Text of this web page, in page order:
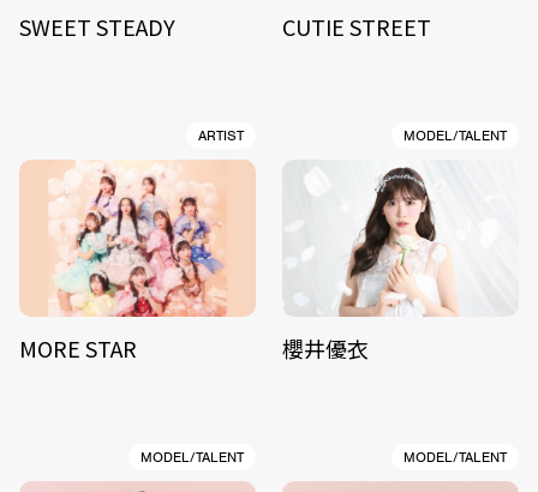
SWEET STEADY CUTIE STREET
ARTIST
MORE STAR
MODEL/TALENT
櫻井優衣
MODEL/TALENT MODEL/TALENT